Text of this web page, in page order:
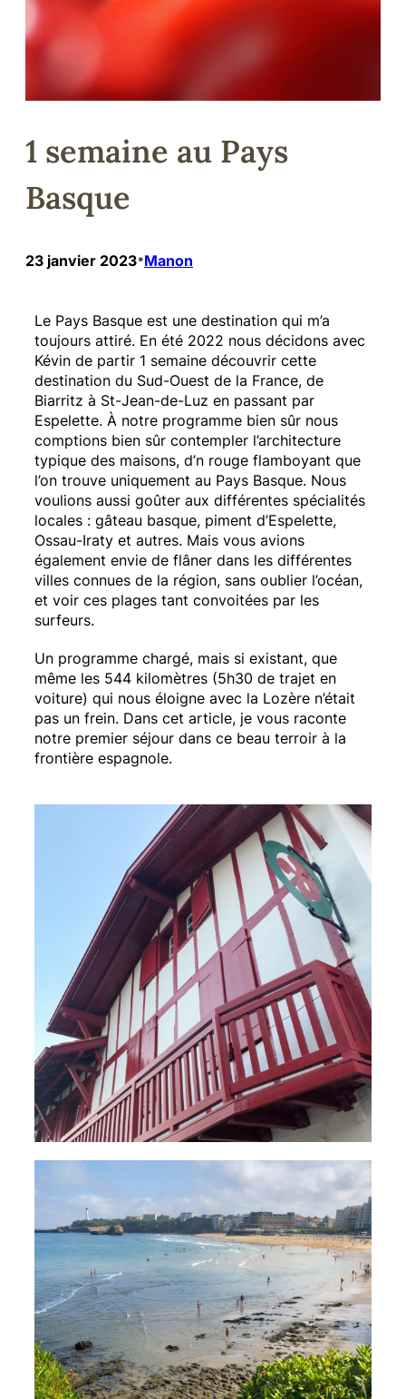
1 semaine au Pays
Basque
23 janvier 2023•Manon
Le Pays Basque est une destination qui m’a
toujours attiré. En été 2022 nous décidons avec
Kévin de partir 1 semaine découvrir cette
destination du Sud-Ouest de la France, de
Biarritz à St-Jean-de-Luz en passant par
Espelette. À notre programme bien sûr nous
comptions bien sûr contempler l’architecture
typique des maisons, d’n rouge flamboyant que
l’on trouve uniquement au Pays Basque. Nous
voulions aussi goûter aux différentes spécialités
locales : gâteau basque, piment d’Espelette,
Ossau-Iraty et autres. Mais vous avions
également envie de flâner dans les différentes
villes connues de la région, sans oublier l’océan,
et voir ces plages tant convoitées par les
surfeurs.
Un programme chargé, mais si existant, que
même les 544 kilomètres (5h30 de trajet en
voiture) qui nous éloigne avec la Lozère n’était
pas un frein. Dans cet article, je vous raconte
notre premier séjour dans ce beau terroir à la
frontière espagnole.